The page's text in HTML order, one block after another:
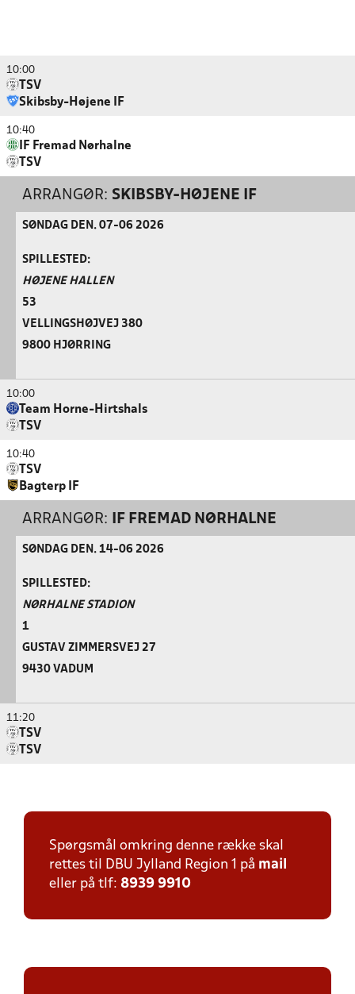
10:00
TSV
Skibsby-Højene IF
10:40
IF Fremad Nørhalne
TSV
ARRANGØR: SKIBSBY-HØJENE IF
SØNDAG DEN. 07-06 2026
SPILLESTED:
HØJENE HALLEN
53
VELLINGSHØJVEJ 380
9800 HJØRRING
10:00
Team Horne-Hirtshals
TSV
10:40
TSV
Bagterp IF
ARRANGØR: IF FREMAD NØRHALNE
SØNDAG DEN. 14-06 2026
SPILLESTED:
NØRHALNE STADION
1
GUSTAV ZIMMERSVEJ 27
9430 VADUM
11:20
TSV
TSV
Spørgsmål omkring denne række skal
rettes til DBU Jylland Region 1 på mail
eller på tlf: 8939 9910